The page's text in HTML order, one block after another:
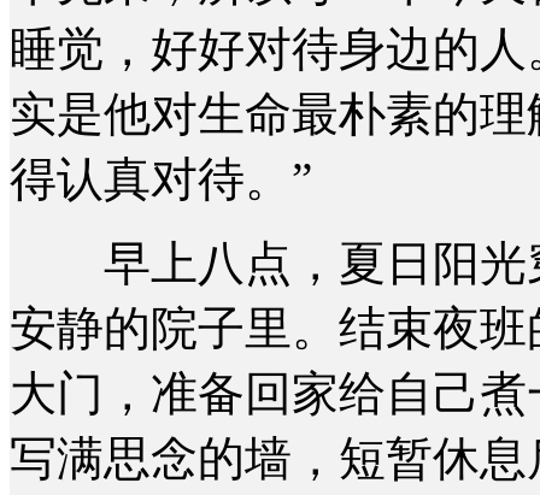
睡觉，好好对待身边的
实是他对生命最朴素的
得认真对待。”
早上八点，夏日阳光
安静的院子里。结束夜
大门，准备回家给自己
写满思念的墙，短暂休